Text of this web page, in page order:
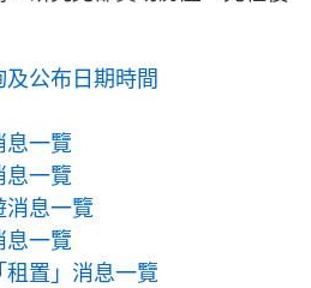
公布日期時間
息一覽
息一覽
消息一覽
息一覽
租置」消息一覽